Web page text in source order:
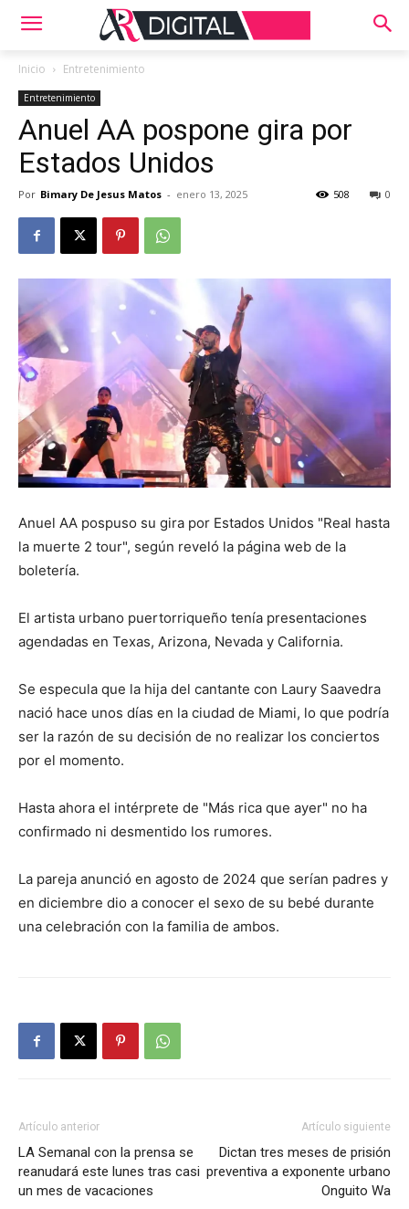
Inicio Entretenimiento
Entretenimiento
Anuel AA pospone gira por
Estados Unidos
Por Bimary De Jesus Matos - enero 13, 2025 0
508
Anuel AA pospuso su gira por Estados Unidos "Real hasta
la muerte 2 tour", según reveló la página web de la
boletería.
El artista urbano puertorriqueño tenía presentaciones
agendadas en Texas, Arizona, Nevada y California.
Se especula que la hija del cantante con Laury Saavedra
nació hace unos días en la ciudad de Miami, lo que podría
ser la razón de su decisión de no realizar los conciertos
por el momento.
Hasta ahora el intérprete de "Más rica que ayer" no ha
confirmado ni desmentido los rumores.
La pareja anunció en agosto de 2024 que serían padres y
en diciembre dio a conocer el sexo de su bebé durante
una celebración con la familia de ambos.
Artículo anterior
LA Semanal con la prensa se
reanudará este lunes tras casi
un mes de vacaciones
Artículo siguiente
Dictan tres meses de prisión
preventiva a exponente urbano
Onguito Wa